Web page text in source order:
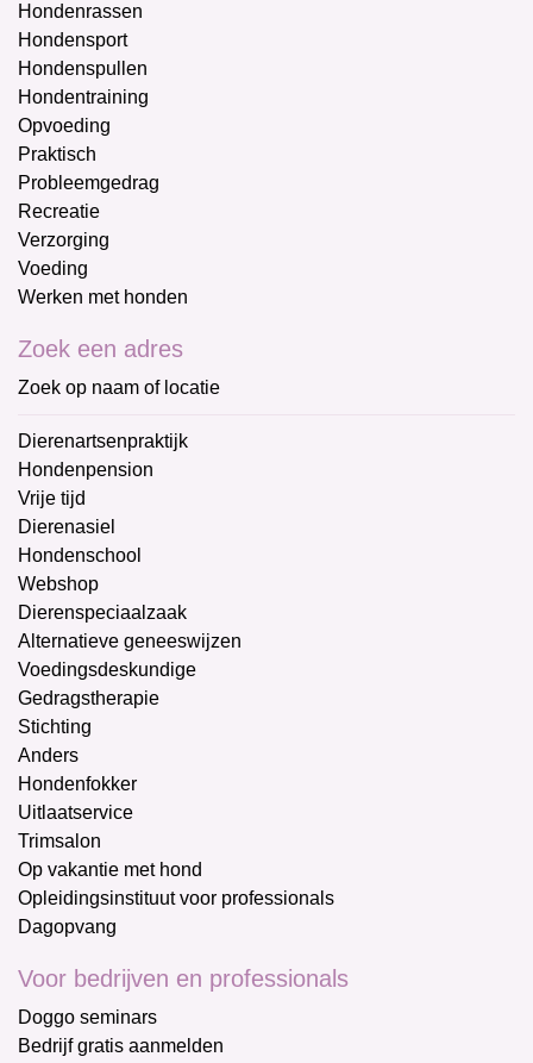
Hondenrassen
Hondensport
Hondenspullen
Hondentraining
Opvoeding
Praktisch
Probleemgedrag
Recreatie
Verzorging
Voeding
Werken met honden
Zoek een adres
Zoek op naam of locatie
Dierenartsenpraktijk
Hondenpension
Vrije tijd
Dierenasiel
Hondenschool
Webshop
Dierenspeciaalzaak
Alternatieve geneeswijzen
Voedingsdeskundige
Gedragstherapie
Stichting
Anders
Hondenfokker
Uitlaatservice
Trimsalon
Op vakantie met hond
Opleidingsinstituut voor professionals
Dagopvang
Voor bedrijven en professionals
Doggo seminars
Bedrijf gratis aanmelden